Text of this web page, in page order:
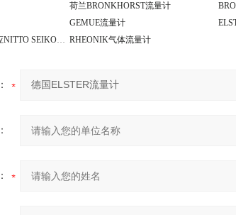
荷兰BRONKHORST流量计
GEMUE流量计
SSA0100A0FFM4供应NITTO SEIKO流量计 RHEONIK气体流量计